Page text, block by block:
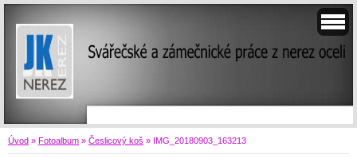
Úvod » Fotoalbum » Česlicový koš » IMG_20180903_163213